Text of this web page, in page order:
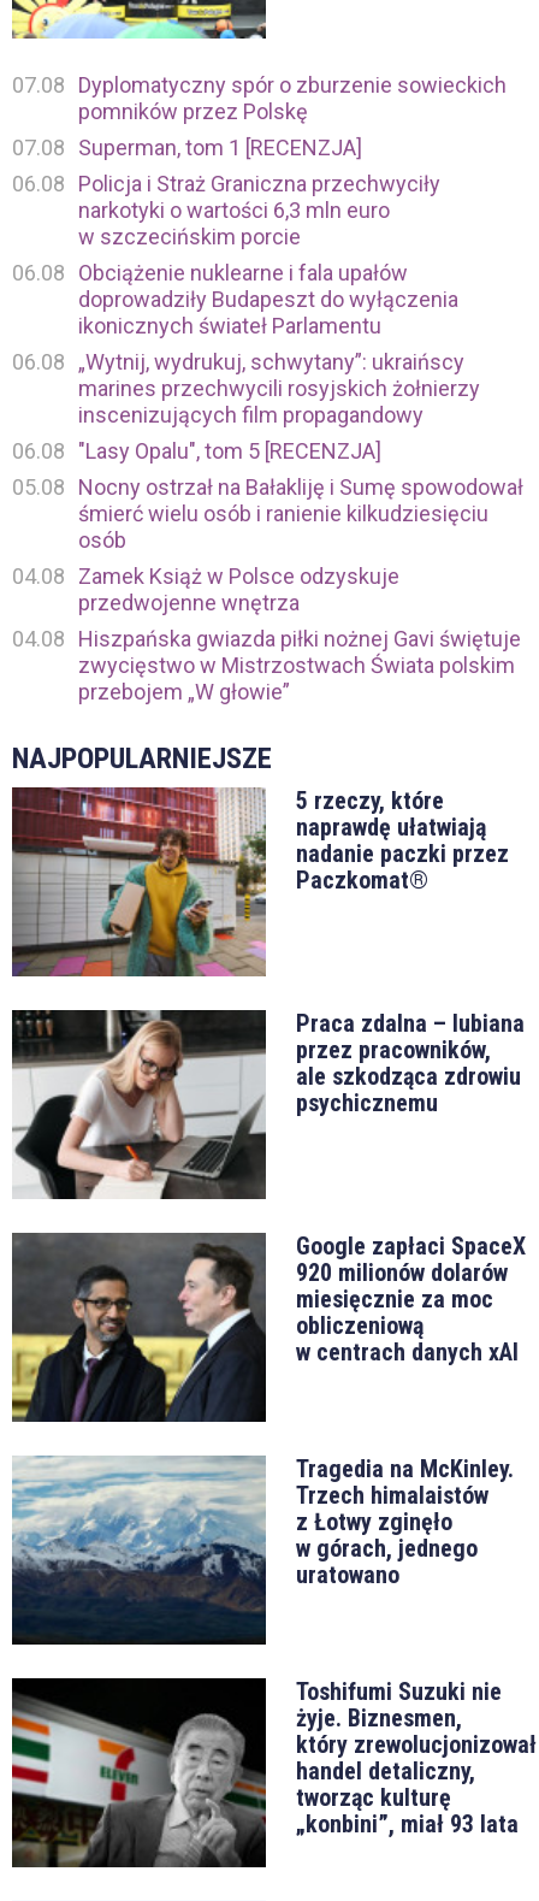
07.08
Dyplomatyczny spór o zburzenie sowieckich
pomników przez Polskę
07.08
Superman, tom 1 [RECENZJA]
06.08
Policja i Straż Graniczna przechwyciły
narkotyki o wartości 6,3 mln euro
w szczecińskim porcie
06.08
Obciążenie nuklearne i fala upałów
doprowadziły Budapeszt do wyłączenia
ikonicznych świateł Parlamentu
06.08
„Wytnij, wydrukuj, schwytany”: ukraińscy
marines przechwycili rosyjskich żołnierzy
inscenizujących film propagandowy
06.08
"Lasy Opalu", tom 5 [RECENZJA]
05.08
Nocny ostrzał na Bałakliję i Sumę spowodował
śmierć wielu osób i ranienie kilkudziesięciu
osób
04.08
Zamek Książ w Polsce odzyskuje
przedwojenne wnętrza
04.08
Hiszpańska gwiazda piłki nożnej Gavi świętuje
zwycięstwo w Mistrzostwach Świata polskim
przebojem „W głowie”
NAJPOPULARNIEJSZE
5 rzeczy, które
naprawdę ułatwiają
nadanie paczki przez
Paczkomat®
Praca zdalna – lubiana
przez pracowników,
ale szkodząca zdrowiu
psychicznemu
Google zapłaci SpaceX
920 milionów dolarów
miesięcznie za moc
obliczeniową
w centrach danych xAI
Tragedia na McKinley.
Trzech himalaistów
z Łotwy zginęło
w górach, jednego
uratowano
Toshifumi Suzuki nie
żyje. Biznesmen,
który zrewolucjonizował
handel detaliczny,
tworząc kulturę
„konbini”, miał 93 lata